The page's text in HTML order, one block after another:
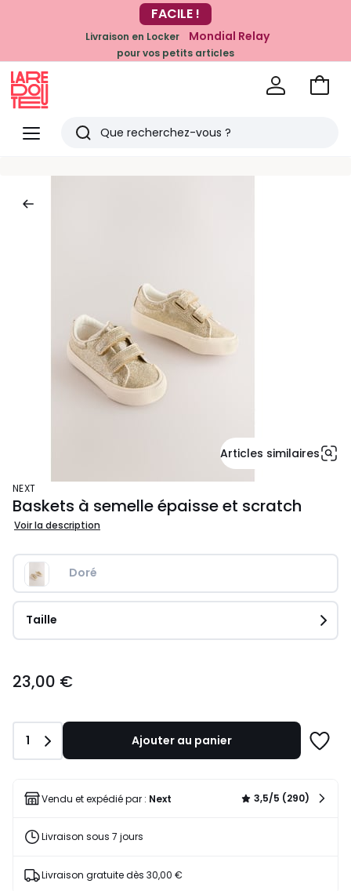
-20% dès 39€*
sur la mode
FACILE !
Livraison en Locker Mondial Relay
pour vos petits articles
Menu
Redoute
Rechercher
Voir
Articles similaires
NEXT
Baskets à semelle épaisse et scratch
Voir la description
Doré
Taille
€.
23,00 €
Quantité
1 Ajouter au panier
liste
Vendu et expédié par : Next 3,5/5 (290)
Livraison sous 7 jours
Livraison gratuite dès 30,00 €